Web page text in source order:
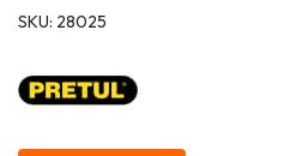
SKU: 28025